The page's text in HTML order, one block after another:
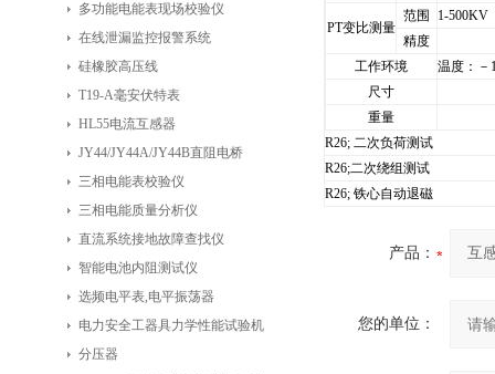
多功能电能表现场校验仪
在线泄漏监控报警系统
硅橡胶高压线
T19-A毫安伏特表
HL55电流互感器
JY44/JY44A/JY44B直阻电桥
三相电能表校验仪
三相电能质量分析仪
直流系统接地故障查找仪
智能电池内阻测试仪
选频电平表,电平振荡器
电力安全工器具力学性能试验机
分压器
PT变比测量
范围
1-500KV
精度
工作环境
温度：－
尺寸
重量
R26; 二次负荷测试
R26;二次绕组测试
R26; 铁心自动退磁
产品：
您的单位：